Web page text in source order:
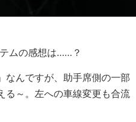
ムの感想は……？
んですが、助手席側の一部
る～。左への車線変更も合流